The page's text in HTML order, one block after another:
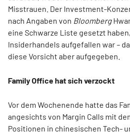
Misstrauen. Der Investment-
nach Angaben von Bloomberg
eine Schwarze Liste gesetzt
Insiderhandels aufgefallen war –
diese Vorsicht aber aufgegeben.
Family Office hat sich verzockt
Vor dem Wochenende hatte das
angesichts von Margin Calls mit
Positionen in chinesischen Tech-